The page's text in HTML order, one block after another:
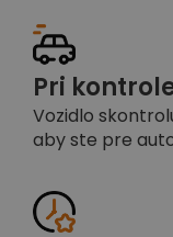
Pri
Vozidlo
aby ste pre